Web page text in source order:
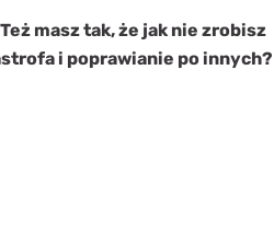
masz tak, że jak nie zrobisz
i poprawianie po innych?